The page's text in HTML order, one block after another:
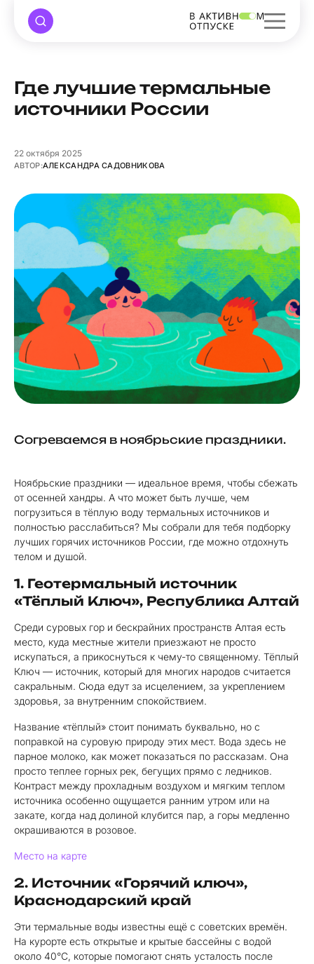
Где лучшие термальные
источники России
22 октября 2025
АВТОР:АЛЕКСАНДРА САДОВНИКОВА
Согреваемся в ноябрьские праздники.
Ноябрьские праздники — идеальное время, чтобы сбежать
от осенней хандры. А что может быть лучше, чем
погрузиться в тёплую воду термальных источников и
полностью расслабиться? Мы собрали для тебя подборку
лучших горячих источников России, где можно отдохнуть
телом и душой.
1. Геотермальный источник
«Тёплый Ключ», Республика Алтай
Среди суровых гор и бескрайних пространств Алтая есть
место, куда местные жители приезжают не просто
искупаться, а прикоснуться к чему-то священному. Тёплый
Ключ — источник, который для многих народов считается
сакральным. Сюда едут за исцелением, за укреплением
здоровья, за внутренним спокойствием.
Название «тёплый» стоит понимать буквально, но с
поправкой на суровую природу этих мест. Вода здесь не
парное молоко, как может показаться по рассказам. Она
просто теплее горных рек, бегущих прямо с ледников.
Контраст между прохладным воздухом и мягким теплом
источника особенно ощущается ранним утром или на
закате, когда над долиной клубится пар, а горы медленно
окрашиваются в розовое.
Место на карте
2. Источник «Горячий ключ»,
Краснодарский край
Эти термальные воды известны ещё с советских времён.
На курорте есть открытые и крытые бассейны с водой
около 40°С, которые помогают снять усталость после